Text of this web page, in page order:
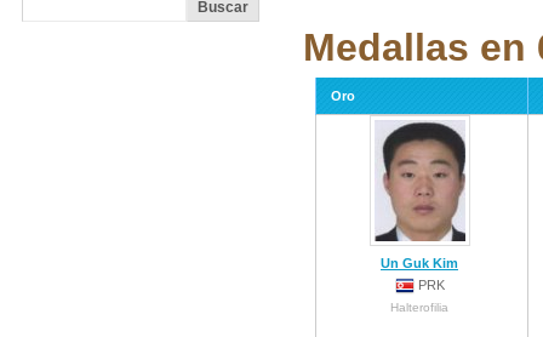
Medallas
Oro
Un Guk Kim
PRK
Halterofilia